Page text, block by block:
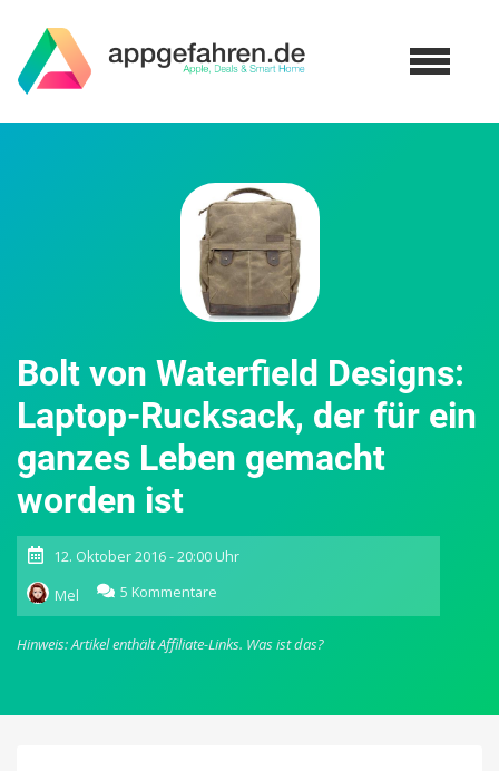
Bolt von Waterfield Designs:
Laptop-Rucksack, der für ein
ganzes Leben gemacht
worden ist
12. Oktober 2016 - 20:00 Uhr
Mel
5 Kommentare
Bolt
von
Waterfield
Rucksack,
Hinweis: Artikel enthält Affiliate-Links. Was ist das?